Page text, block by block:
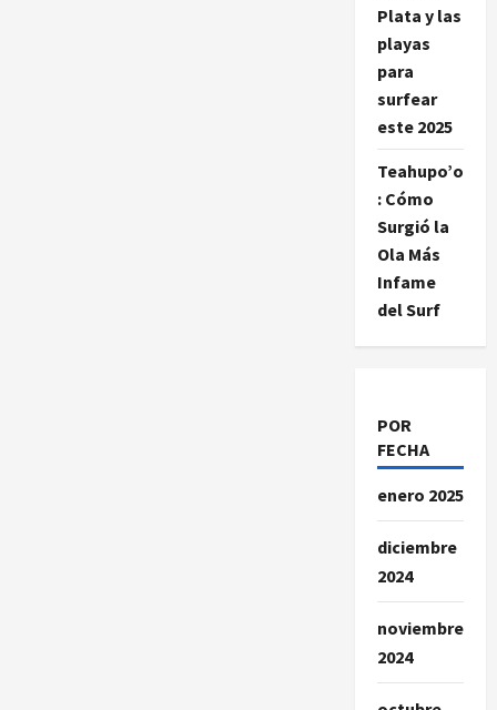
Plata y las
playas
para
surfear
este 2025
Teahupo’o
: Cómo
Surgió la
Ola Más
Infame
del Surf
POR
FECHA
enero 2025
diciembre
2024
noviembre
2024